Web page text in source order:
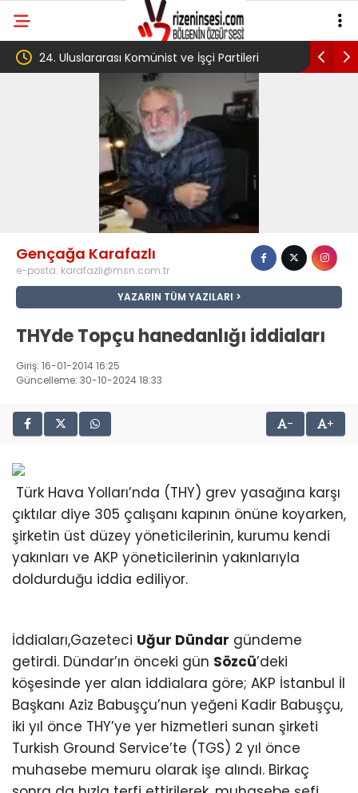
24. Uluslararası Komünist ve İşçi Partileri
toplantısı Havana’da başladı
‘Çerçeve
Gençağa Karafazlı
e-posta: karafazli@msn.com.tr
YAZARIN TÜM YAZILARI
THYde Topçu hanedanlığı iddiaları
Giriş: 16-01-2014 16:25
Güncelleme: 30-10-2024 18:33
- +
Türk Hava Yolları’nda (THY) grev yasağına karşı
çıktılar diye 305 çalışanı kapının önüne koyarken,
şirketin üst düzey yöneticilerinin, kurumu kendi
yakınları ve AKP yöneticilerinin yakınlarıyla
doldurduğu iddia ediliyor.
İddiaları,Gazeteci Uğur Dündar gündeme
getirdi. Dündar’ın önceki gün Sözcü’deki
köşesinde yer alan iddialara göre; AKP İstanbul İl
Başkanı Aziz Babuşçu’nun yeğeni Kadir Babuşçu,
iki yıl önce THY’ye yer hizmetleri sunan şirketi
Turkish Ground Service’te (TGS) 2 yıl önce
muhasebe memuru olarak işe alındı. Birkaç